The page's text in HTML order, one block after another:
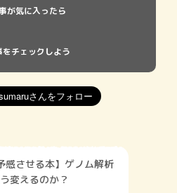
が気に入ったら
をチェックしよう
感させる本】ゲノム解析
変えるのか？